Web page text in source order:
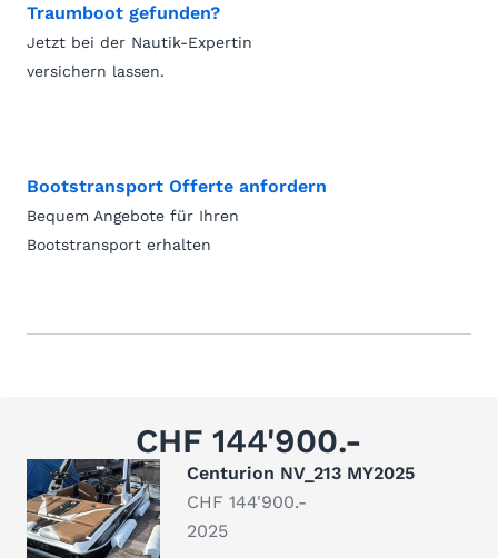
Traumboot gefunden?
Jetzt bei der Nautik-Expertin
versichern lassen.
Bootstransport Offerte anfordern
Bequem Angebote für Ihren
Bootstransport erhalten
CHF 144'900.-
Centurion NV_213 MY2025
CHF 144'900.-
2025